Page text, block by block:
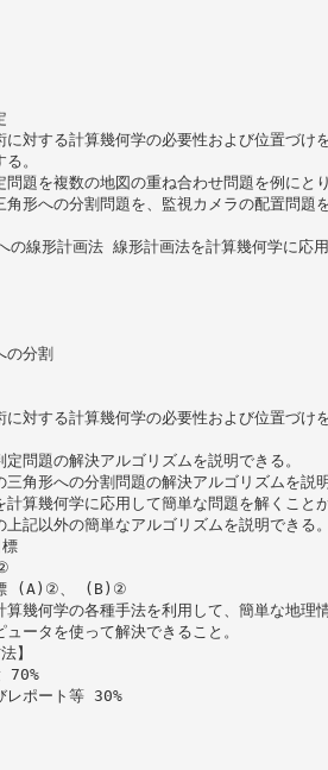
に対する計算幾何学の必要性および位置づけ
。
問題を複数の地図の重ね合わせ問題を例にとり
角形への分割問題を、監視カメラの配置問題
の線形計画法 線形計画法を計算幾何学に応
の分割
に対する計算幾何学の必要性および位置づけ
定問題の解決アルゴリズムを説明できる。
三角形への分割問題の解決アルゴリズムを説明
計算幾何学に応用して簡単な問題を解くことが
上記以外の簡単なアルゴリズムを説明できる。
標 (A)②、 (B)②
算幾何学の各種手法を利用して、簡単な地理
ータを使って解決できること。
】
70%
レポート等 30%